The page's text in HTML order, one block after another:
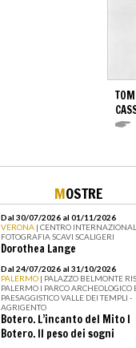
MOSTRE
Dal 30/07/2026 al 01/11/2026
VERONA | CENTRO
FOTOGRAFIA SCAVI SCALIGERI
Dorothea Lange
Dal 24/07/2026 al 31/10/2026
PALERMO | PALAZZO BELMONTE
PALERMO I PARCO ARCHEOLOGICO
PAESAGGISTICO VALLE DEI TEMPLI -
AGRIGENTO
Botero. L’incanto del Mito I
Botero. Il peso dei sogni